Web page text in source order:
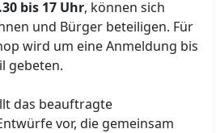
bis 17 Uhr, können sich
und Bürger beteiligen. Für
wird um eine Anmeldung bis
gebeten.
das beauftragte
vor, die gemeinsam